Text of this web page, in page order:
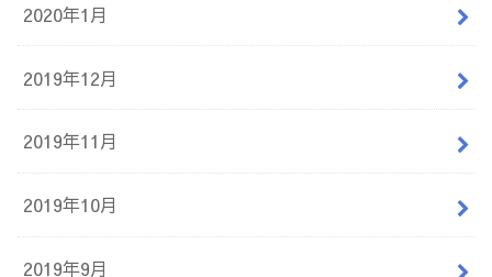
2020年1月
2019年12月
2019年11月
2019年10月
2019年9月